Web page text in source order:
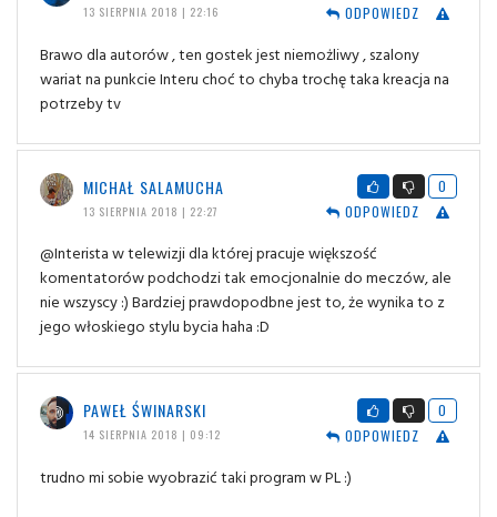
13 SIERPNIA 2018 | 22:16
ODPOWIEDZ
Brawo dla autorów , ten gostek jest niemożliwy , szalony
wariat na punkcie Interu choć to chyba trochę taka kreacja na
potrzeby tv
MICHAŁ SALAMUCHA
13 SIERPNIA 2018 | 22:27
0
ODPOWIEDZ
@Interista w telewizji dla której pracuje większość
komentatorów podchodzi tak emocjonalnie do meczów, ale
nie wszyscy :) Bardziej prawdopodbne jest to, że wynika to z
jego włoskiego stylu bycia haha :D
PAWEŁ ŚWINARSKI
14 SIERPNIA 2018 | 09:12
0
ODPOWIEDZ
trudno mi sobie wyobrazić taki program w PL :)